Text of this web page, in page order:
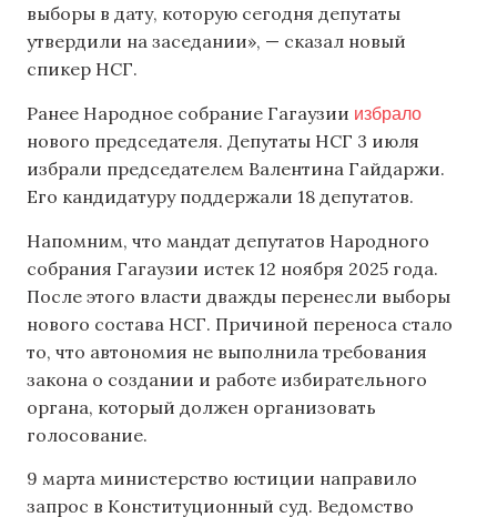
выборы в дату, которую сегодня депутаты
утвердили на заседании», — сказал новый
спикер НСГ.
Ранее Народное собрание Гагаузии избрало
нового председателя. Депутаты НСГ 3 июля
избрали председателем Валентина Гайдаржи.
Его кандидатуру поддержали 18 депутатов.
Напомним, что мандат депутатов Народного
собрания Гагаузии истек 12 ноября 2025 года.
После этого власти дважды перенесли выборы
нового состава НСГ. Причиной переноса стало
то, что автономия не выполнила требования
закона о создании и работе избирательного
органа, который должен организовать
голосование.
9 марта министерство юстиции направило
запрос в Конституционный суд. Ведомство